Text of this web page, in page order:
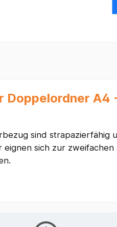
sind
sich zur